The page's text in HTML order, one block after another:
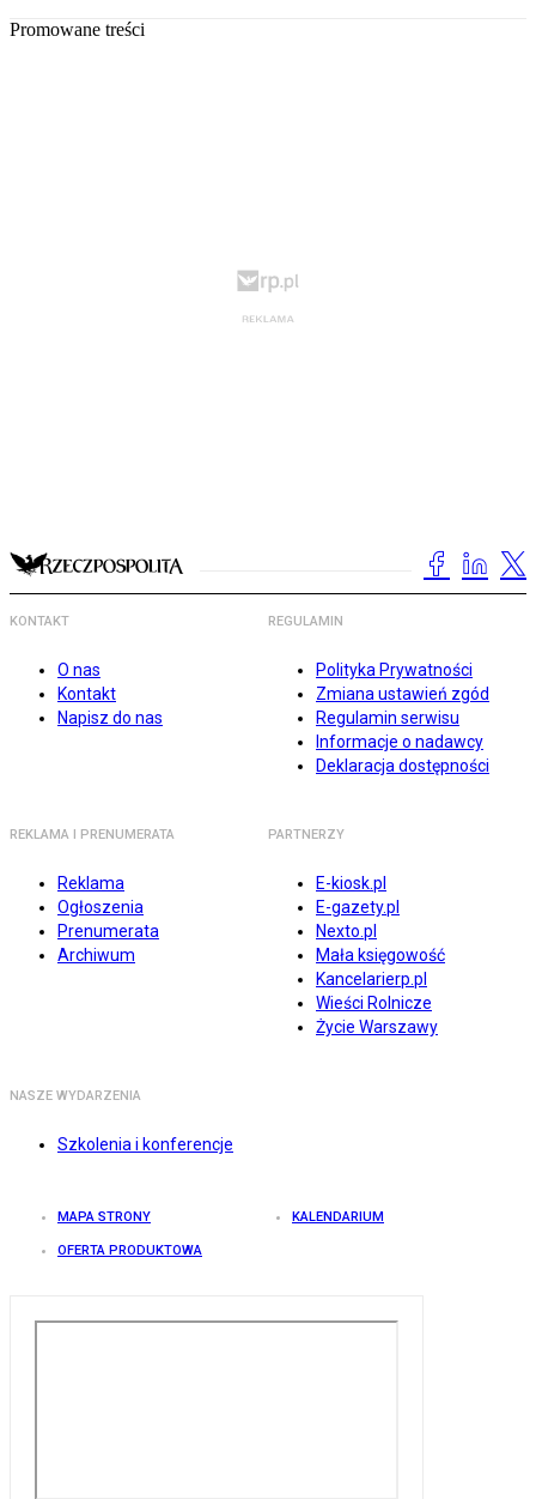
Promowane treści
KONTAKT
O nas
Kontakt
Napisz do nas
REGULAMIN
Polityka Prywatności
Zmiana ustawień zgód
Regulamin serwisu
Informacje o nadawcy
Deklaracja dostępności
REKLAMA I PRENUMERATA
Reklama
Ogłoszenia
Prenumerata
Archiwum
PARTNERZY
E-kiosk.pl
E-gazety.pl
Nexto.pl
Mała księgowość
Kancelarierp.pl
Wieści Rolnicze
Życie Warszawy
NASZE WYDARZENIA
Szkolenia i konferencje
MAPA STRONY KALENDARIUM
OFERTA PRODUKTOWA